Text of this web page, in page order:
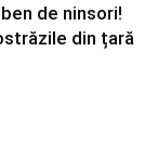
de ninsori!
din țară